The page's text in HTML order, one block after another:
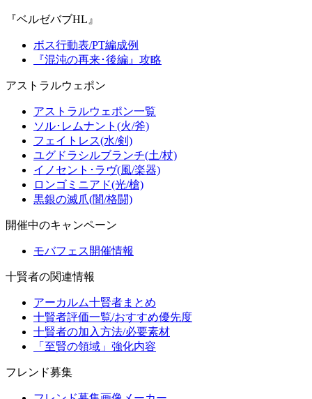
『ベルゼバブHL』
ボス行動表/PT編成例
『混沌の再来･後編』攻略
アストラルウェポン
アストラルウェポン一覧
ソル･レムナント(火/斧)
フェイトレス(水/剣)
ユグドラシルブランチ(土/杖)
イノセント･ラヴ(風/楽器)
ロンゴミニアド(光/槍)
黒銀の滅爪(闇/格闘)
開催中のキャンペーン
モバフェス開催情報
十賢者の関連情報
アーカルム十賢者まとめ
十賢者評価一覧/おすすめ優先度
十賢者の加入方法/必要素材
「至賢の領域」強化内容
フレンド募集